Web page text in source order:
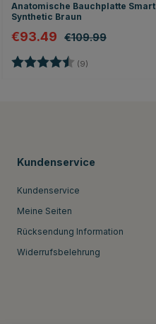
Anatomische Bauchplatte Smart
Synthetic Braun
€93.49 €109.99
Bewertung: (9)
Kundenservice
Kundenservice
Meine Seiten
Rücksendung Information
Widerrufsbelehrung